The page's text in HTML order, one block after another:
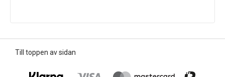
Till toppen av sidan